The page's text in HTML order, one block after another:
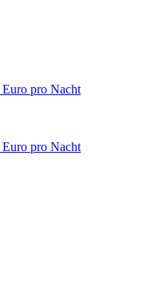
pro Nacht
pro Nacht